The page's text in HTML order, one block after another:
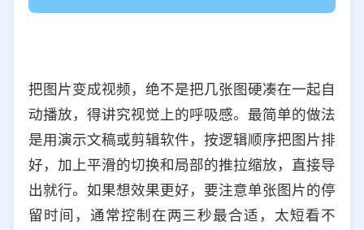
把图片变成视频，绝不是把几张图硬凑在一起自
动播放，得讲究视觉上的呼吸感。最简单的做法
是用演示文稿或剪辑软件，按逻辑顺序把图片排
好，加上平滑的切换和局部的推拉缩放，直接导
出就行。如果想效果更好，要注意单张图片的停
留时间，通常控制在两三秒最合适，太短看不